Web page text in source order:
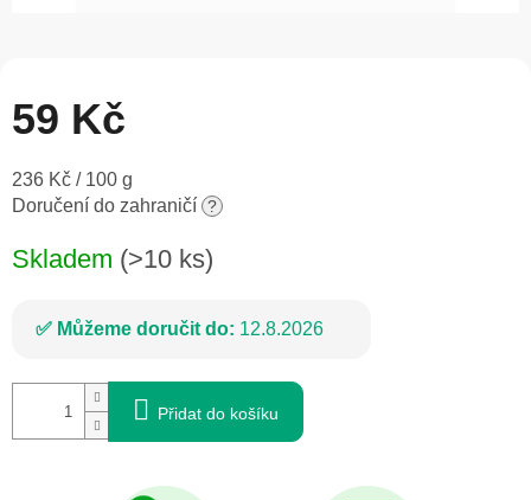
59 Kč
Měrná
cena:
236 Kč / 100 g
Doručení do zahraničí ?
Skladem (>10 ks)
Můžeme doručit do: 12.8.2026
Přidat do košíku